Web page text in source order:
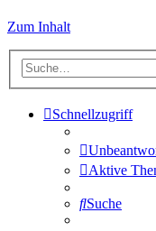
Zum Inhalt
Schnellzugriff
Aktive
Suche